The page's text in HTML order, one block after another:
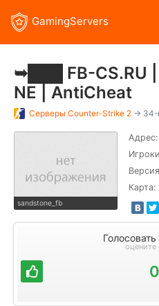
GamingServers
➥███ FB-CS.RU |
NE | AntiCheat
Серверы Counter-Strike 2 → 34-
sandstone_fb
Адрес:
Карта:
оцените
0